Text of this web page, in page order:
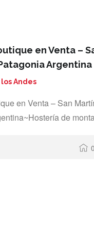
en Venta –
Argentina
Andes
en Venta – San
de